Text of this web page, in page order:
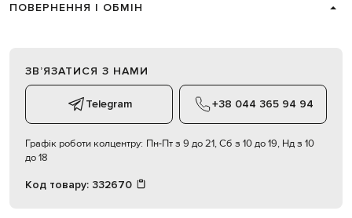
ПОВЕРНЕННЯ І ОБМІН
ЗВʼЯЗАТИСЯ З НАМИ
Telegram +38 044 365 94 94
Графік роботи колцентру: Пн-Пт з 9 до 21, Сб з 10 до 19, Нд з 10
до 18
Код товару: 332670